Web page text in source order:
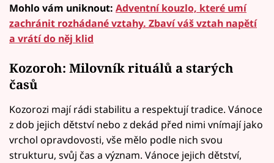
Mohlo vám uniknout: Adventní kouzlo, které umí
zachránit rozhádané vztahy. Zbaví váš vztah napětí
a vrátí do něj klid
Kozoroh: Milovník rituálů a starých
časů
Kozorozi mají rádi stabilitu a respektují tradice. Vánoce
z dob jejich dětství nebo z dekád před nimi vnímají jako
vrchol opravdovosti, vše mělo podle nich svou
strukturu, svůj čas a význam. Vánoce jejich dětství,